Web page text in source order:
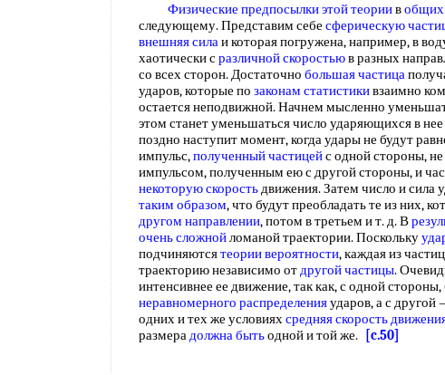
Физические предпосылкиэтой теориивобщих
следующему. Представим себе сферическую
внешняя силаи которая погружена, например, в
хаотически сразличной скоростьюв разных
со всех сторон. Достаточно большая частица
ударов, которые по законам статистикивзаимно
остается неподвижной. Начнем мысленно
этом станет уменьшаться число ударяющихся в нее
поздно наступит момент, когда удары не будут
импульс,полученный частицейс одной стороны,
импульсом, полученным ею с другой стороны, и
некоторую скоростьдвижения. Затем число и сила
таким образом, что будут преобладать те из них,
другом направлении, потом в третьем и т. д. В
очень сложнойломаной траектории. Поскольку
подчиняютсятеории вероятности, каждая из
траекторию независимо отдругой частицы.
интенсивнее ее движение, так как, с одной
неравномерного распределенияударов, а с
одних и тех же условияхсредняя скорость
размерадолжна бытьодной и той же. [c.50]